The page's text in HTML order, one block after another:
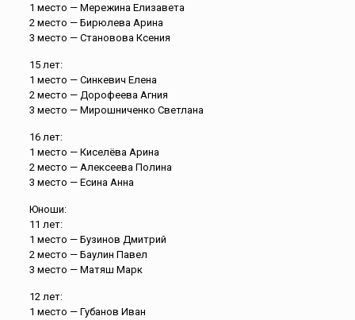
1 место — Мережина Елизавета
2 место — Бирюлева Арина
3 место — Становова Ксения
15 лет:
1 место — Синкевич Елена
2 место — Дорофеева Агния
3 место — Мирошниченко Светлана
16 лет:
1 место — Киселёва Арина
2 место — Алексеева Полина
3 место — Есина Анна
Юноши:
11 лет:
1 место — Бузинов Дмитрий
2 место — Баулин Павел
3 место — Матяш Марк
12 лет:
1 место — Губанов Иван